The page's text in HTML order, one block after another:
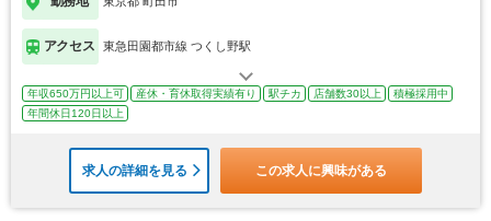
アクセス 東急田園都市線 つくし野駅
年収650万円以上可 産休・育休取得実績有り 駅チカ 店舗数30以上
積極採用中
年間休日120日以上
求人の詳細を見る この求人に興味がある